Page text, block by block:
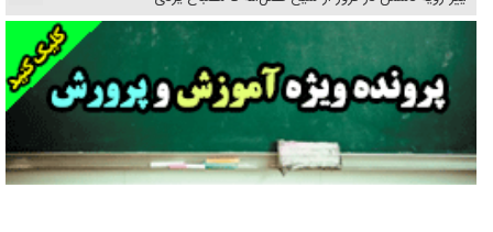
پیاده روی جاماندگان اربعین حسینی در تهران - ۱
فریاد‌ها و ناله‌های دوستان مبارزدلم را آتش می‌زد
تغییر رویه دشمن در ترور از شیخ فضل‌الله تا مصباح یزدی
خرید قسطی اولش خنده و آخرش گریه است!